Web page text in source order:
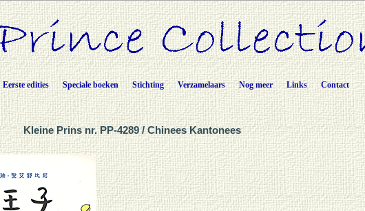
Eerste edities Speciale boeken Stichting Verzamelaars Nog meer Links Contact
Kleine Prins nr. PP-4289 / Chinees Kantonees